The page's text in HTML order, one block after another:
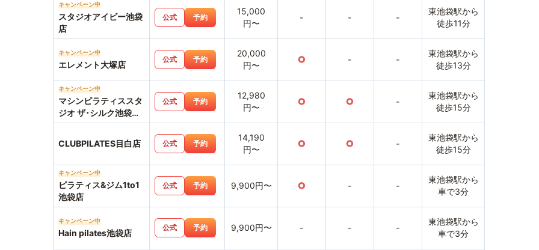
キャンペーン中
スタジオアイビー池袋
店
公式 予約
15,000
円〜
- - -
東池袋駅から
徒歩11分
キャンペーン中
エレメント大塚店
公式 予約
20,000
円〜
○ - -
東池袋駅から
徒歩13分
キャンペーン中
マシンピラティススタ
ジオ ザ･シルク池袋西
口店
公式 予約
12,980
円〜
○ ○ -
東池袋駅から
徒歩15分
CLUBPILATES目白店 公式 予約
14,190
円〜
○ ○ -
東池袋駅から
徒歩15分
キャンペーン中
ピラティス&ジム1to1
池袋店
公式 予約 9,900円〜 ○ - -
東池袋駅から
車で3分
キャンペーン中
Hain pilates池袋店
公式 予約 9,900円〜 - - -
東池袋駅から
車で3分